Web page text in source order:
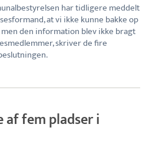
har tidligere meddelt
at vi ikke kunne bakke op
den information blev ikke bragt
skriver de fire
af fem pladser i